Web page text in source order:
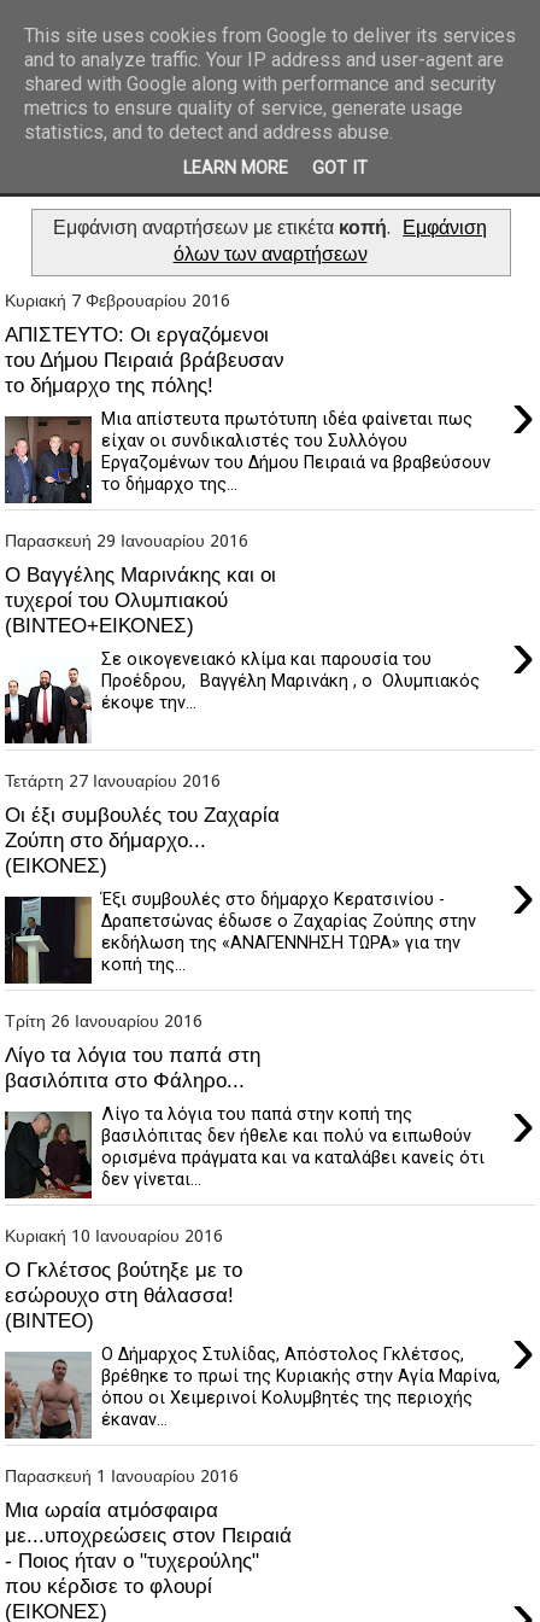
REPORTAZ NET
Εμφάνιση αναρτήσεων με ετικέτα κοπή.
Εμφάνιση
όλων των αναρτήσεων
Κυριακή 7 Φεβρουαρίου 2016
ΑΠΙΣΤΕΥΤΟ: Οι εργαζόμενοι
του Δήμου Πειραιά βράβευσαν
το δήμαρχο της πόλης!
›
Μια απίστευτα πρωτότυπη ιδέα φαίνεται πως
είχαν οι συνδικαλιστές του Συλλόγου
Εργαζομένων του Δήμου Πειραιά να βραβεύσουν
το δήμαρχο της...
Παρασκευή 29 Ιανουαρίου 2016
Ο Βαγγέλης Μαρινάκης και οι
τυχεροί του Ολυμπιακού
(ΒΙΝΤΕΟ+ΕΙΚΟΝΕΣ)
›
Σε οικογενειακό κλίμα και παρουσία του
Προέδρου, Βαγγέλη Μαρινάκη , ο Ολυμπιακός
έκοψε την...
Τετάρτη 27 Ιανουαρίου 2016
Οι έξι συμβουλές του Ζαχαρία
Ζούπη στο δήμαρχο...
(ΕΙΚΟΝΕΣ)
›
Έξι συμβουλές στο δήμαρχο Κερατσινίου -
Δραπετσώνας έδωσε ο Ζαχαρίας Ζούπης στην
εκδήλωση της «ΑΝΑΓΕΝΝΗΣΗ ΤΩΡΑ» για την
κοπή της...
Τρίτη 26 Ιανουαρίου 2016
Λίγο τα λόγια του παπά στη
βασιλόπιτα στο Φάληρο...
›
Λίγο τα λόγια του παπά στην κοπή της
βασιλόπιτας δεν ήθελε και πολύ να ειπωθούν
ορισμένα πράγματα και να καταλάβει κανείς ότι
δεν γίνεται...
Κυριακή 10 Ιανουαρίου 2016
O Γκλέτσος βούτηξε με το
εσώρουχο στη θάλασσα!
(ΒΙΝΤΕΟ)
›
Ο Δήμαρχος Στυλίδας, Απόστολος Γκλέτσος,
βρέθηκε το πρωί της Κυριακής στην Αγία Μαρίνα,
όπου οι Χειμερινοί Κολυμβητές της περιοχής
έκαναν...
Παρασκευή 1 Ιανουαρίου 2016
Μια ωραία ατμόσφαιρα
με...υποχρεώσεις στον Πειραιά
- Ποιος ήταν ο "τυχερούλης"
που κέρδισε το φλουρί
(ΕΙΚΟΝΕΣ)
This site uses cookies from Google to deliver its services
and to analyze traffic. Your IP address and user-agent are
shared with Google along with performance and security
metrics to ensure quality of service, generate usage
statistics, and to detect and address abuse.
LEARN MORE GOT IT